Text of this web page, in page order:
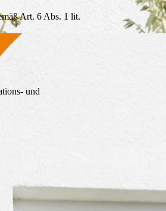
Art. 6 Abs. 1 lit.
und